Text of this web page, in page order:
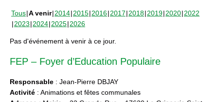
Tous A venir 2014 2015 2016 2017 2018 2019 2020 2022
2023 2024 2025 2026
Pas d'événement à venir à ce jour.
FEP – Foyer d’Education Populaire
Responsable : Jean-Pierre DBJAY
Activité : Animations et fêtes communales